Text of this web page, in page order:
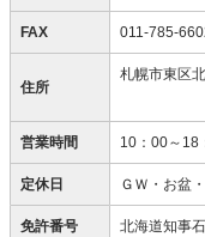
FAX 011-785-
住所
札幌市東区
営業時間 10：00～18
定休日 ＧＷ・お盆
免許番号 北海道知事